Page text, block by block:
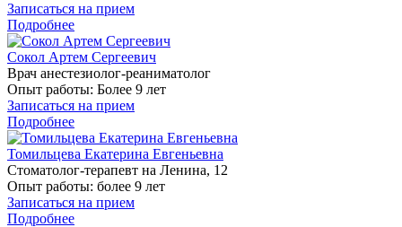
Записаться на прием
Подробнее
Сокол Артем Сергеевич
Врач анестезиолог-реаниматолог
Опыт работы: Более 9 лет
Записаться на прием
Подробнее
Томильцева Екатерина Евгеньевна
Стоматолог-терапевт на Ленина, 12
Опыт работы: более 9 лет
Записаться на прием
Подробнее